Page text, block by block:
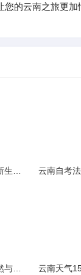
的云南之旅更加